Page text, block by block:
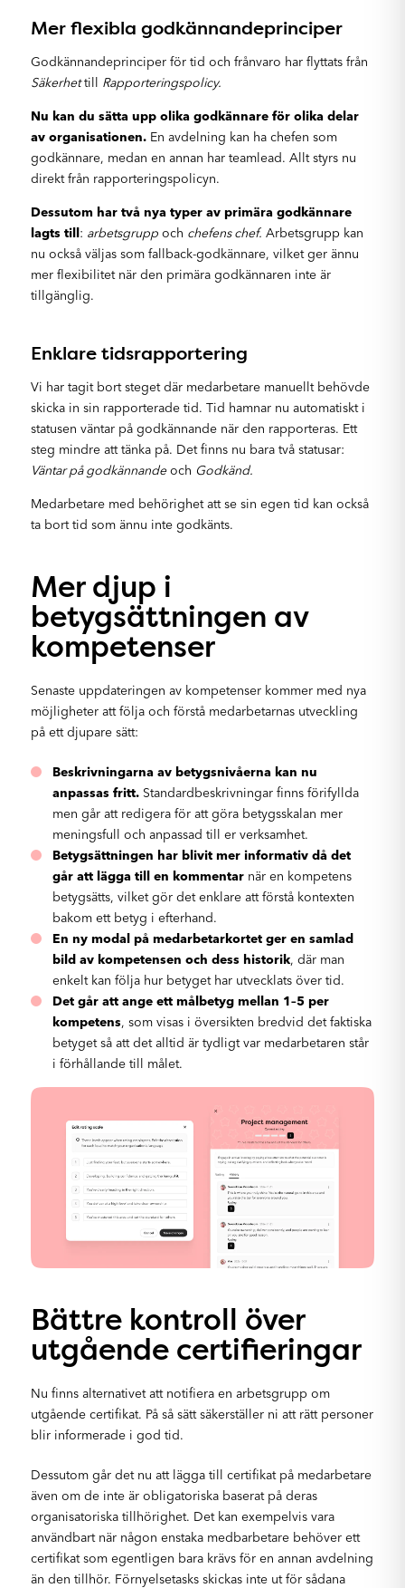
Mer flexibla godkännandeprinciper
Godkännandeprinciper för tid och frånvaro har flyttats från
Säkerhettill Rapporteringspolicy.
Nu kan du sätta upp olika godkännare för olika delar
av organisationen. En avdelning kan ha chefen som
godkännare, medan en annan har teamlead. Allt styrs nu
direkt från rapporteringspolicyn.
Dessutom har två nya typer av primära godkännare
lagts till: arbetsgrupp och chefens chef. Arbetsgrupp kan
nu också väljas som fallback-godkännare, vilket ger ännu
mer flexibilitet när den primära godkännaren inte är
tillgänglig.
Enklare tidsrapportering
Vi har tagit bort steget där medarbetare manuellt behövde
skicka in sin rapporterade tid. Tid hamnar nu automatiskt i
statusen väntar på godkännande när den rapporteras. Ett
steg mindre att tänka på. Det finns nu bara två statusar:
Väntar på godkännandeoch Godkänd.
Medarbetare med behörighet att se sin egen tid kan också
ta bort tid som ännu inte godkänts.
Mer djup i
betygsättningen av
kompetenser
Senaste uppdateringen av kompetenser kommer med nya
möjligheter att följa och förstå medarbetarnas utveckling
på ett djupare sätt:
Beskrivningarna av betygsnivåerna kan nu
anpassas fritt. Standardbeskrivningar finns förifyllda
men går att redigera för att göra betygsskalan mer
meningsfull och anpassad till er verksamhet.
Betygsättningen har blivit mer informativ då det
går att lägga till en kommentar när en kompetens
betygsätts, vilket gör det enklare att förstå kontexten
bakom ett betyg i efterhand.
En ny modal på medarbetarkortet ger en samlad
bild av kompetensen och dess historik, där man
enkelt kan följa hur betyget har utvecklats över tid.
Det går att ange ett målbetyg mellan 1–5 per
kompetens, som visas i översikten bredvid det faktiska
betyget så att det alltid är tydligt var medarbetaren står
i förhållande till målet.
Bättre kontroll över
utgående certifieringar
Nu finns alternativet att notifiera en arbetsgrupp om
utgående certifikat. På så sätt säkerställer ni att rätt personer
blir informerade i god tid.
Dessutom går det nu att lägga till certifikat på medarbetare
även om de inte är obligatoriska baserat på deras
organisatoriska tillhörighet. Det kan exempelvis vara
användbart när någon enstaka medbarbetare behöver ett
certifikat som egentligen bara krävs för en annan avdelning
än den tillhör. Förnyelsetasks skickas inte ut för sådana